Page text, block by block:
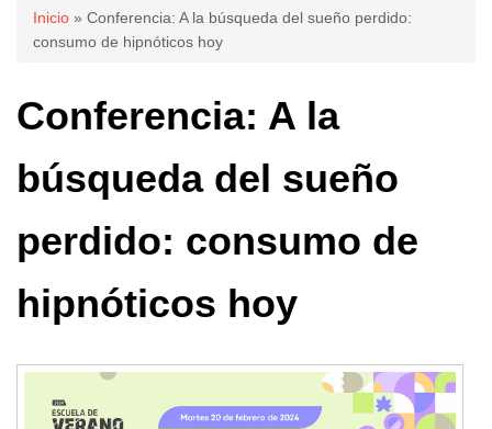
Se encuentra usted aquí
Inicio » Conferencia: A la búsqueda del sueño perdido:
consumo de hipnóticos hoy
Conferencia: A la
búsqueda del sueño
perdido: consumo de
hipnóticos hoy